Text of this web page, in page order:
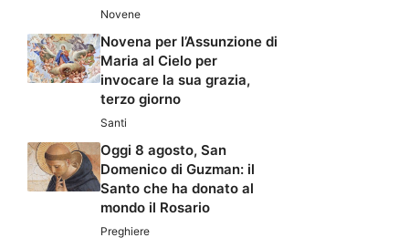
Novene
Novena per l’Assunzione di
Maria al Cielo per
invocare la sua grazia,
terzo giorno
Santi
Oggi 8 agosto, San
Domenico di Guzman: il
Santo che ha donato al
mondo il Rosario
Preghiere